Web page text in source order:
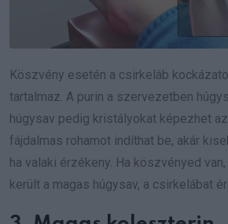
Köszvény esetén a csirkeláb
tartalmaz. A purin a szervezetben
húgysav pedig kristályokat képezhet
fájdalmas rohamot indíthat be, akár
ha valaki érzékeny. Ha köszvényed
került a magas húgysav, a csirkelábat